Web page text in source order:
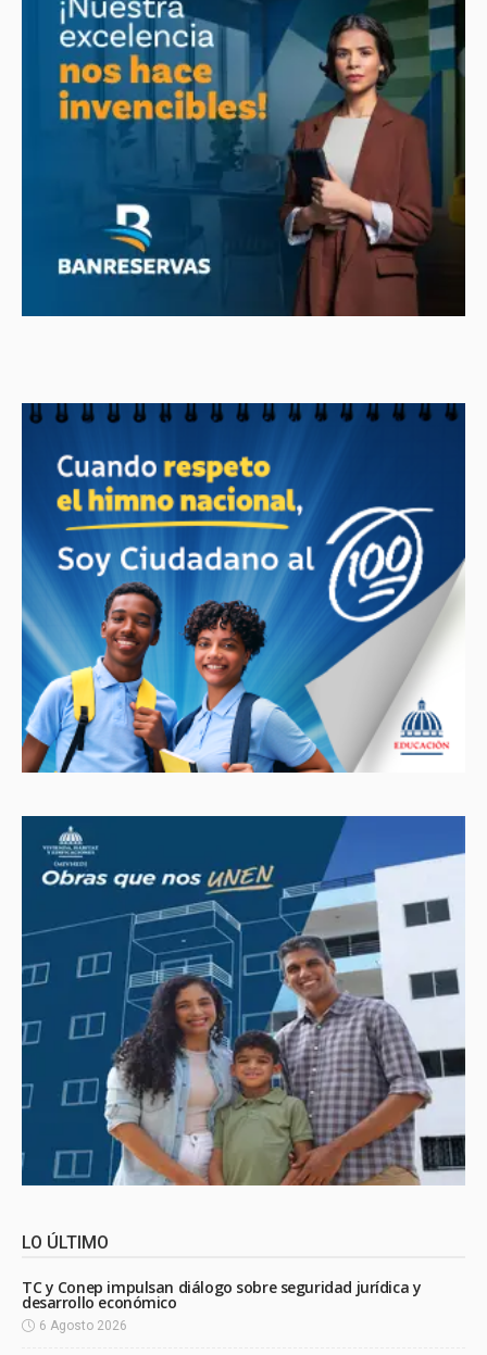
LO ÚLTIMO
TC y Conep impulsan diálogo sobre seguridad jurídica y
desarrollo económico
6 Agosto 2026